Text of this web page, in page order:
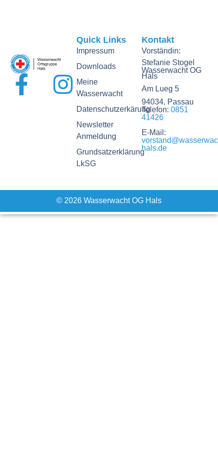
Quick Links
Impressum
Downloads
Meine
Wasserwacht
Datenschutzerkärung
Newsletter
Anmeldung
Grundsatzerklärung
LkSG
Kontakt
Vorständin:
Stefanie Stogel
Wasserwacht OG
Hals
Am Lueg 5
94034, Passau
Telefon:0851
41426
E-Mail:
hals.de
© 2026 Wasserwacht OG Hals